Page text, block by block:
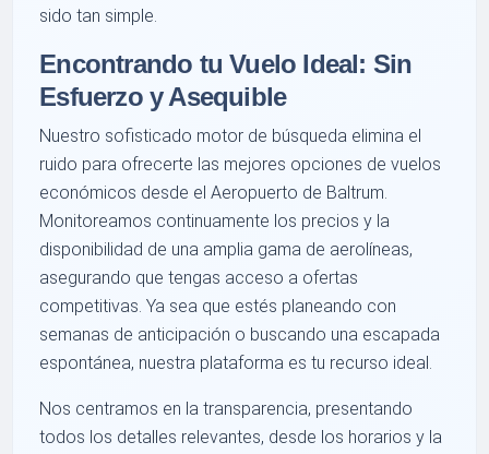
sido tan simple.
Encontrando tu Vuelo Ideal: Sin
Esfuerzo y Asequible
Nuestro sofisticado motor de búsqueda elimina el
ruido para ofrecerte las mejores opciones de vuelos
económicos desde el Aeropuerto de Baltrum.
Monitoreamos continuamente los precios y la
disponibilidad de una amplia gama de aerolíneas,
asegurando que tengas acceso a ofertas
competitivas. Ya sea que estés planeando con
semanas de anticipación o buscando una escapada
espontánea, nuestra plataforma es tu recurso ideal.
Nos centramos en la transparencia, presentando
todos los detalles relevantes, desde los horarios y la